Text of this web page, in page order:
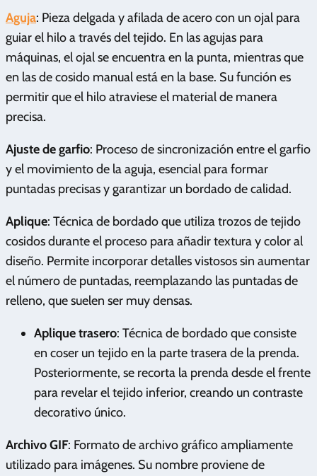
Aguja: Pieza delgada y afilada de acero con un ojal para
guiar el hilo a través del tejido. En las agujas para
máquinas, el ojal se encuentra en la punta, mientras que
en las de cosido manual está en la base. Su función es
permitir que el hilo atraviese el material de manera
precisa.
Ajuste de garfio: Proceso de sincronización entre el garfio
y el movimiento de la aguja, esencial para formar
puntadas precisas y garantizar un bordado de calidad.
Aplique: Técnica de bordado que utiliza trozos de tejido
cosidos durante el proceso para añadir textura y color al
diseño. Permite incorporar detalles vistosos sin aumentar
el número de puntadas, reemplazando las puntadas de
relleno, que suelen ser muy densas.
Aplique trasero: Técnica de bordado que consiste
en coser un tejido en la parte trasera de la prenda.
Posteriormente, se recorta la prenda desde el frente
para revelar el tejido inferior, creando un contraste
decorativo único.
Archivo GIF: Formato de archivo gráfico ampliamente
utilizado para imágenes. Su nombre proviene de